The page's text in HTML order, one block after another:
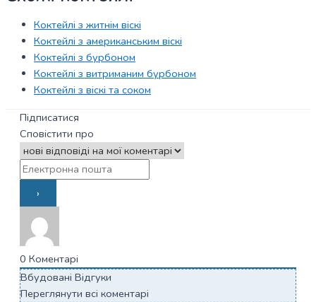
Коктейлі з житнім віскі
Коктейлі з американським віскі
Коктейлі з бурбоном
Коктейлі з витриманим бурбоном
Коктейлі з віскі та соком
Підписатися
Сповістити про
0 Коментарі
Вбудовані Відгуки
Переглянути всі коментарі